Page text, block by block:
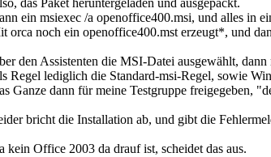
das Paket heruntergeladen und ausgepackt.
ein msiexec /a openoffice400.msi, und alles in
orca noch ein openoffice400.mst erzeugt*, und
den Assistenten die MSI-Datei ausgewählt,
Regel lediglich die Standard-msi-Regel, sowie
Ganze dann für meine Testgruppe freigegeben,
bricht die Installation ab, und gibt die
kein Office 2003 da drauf ist, scheidet das aus.